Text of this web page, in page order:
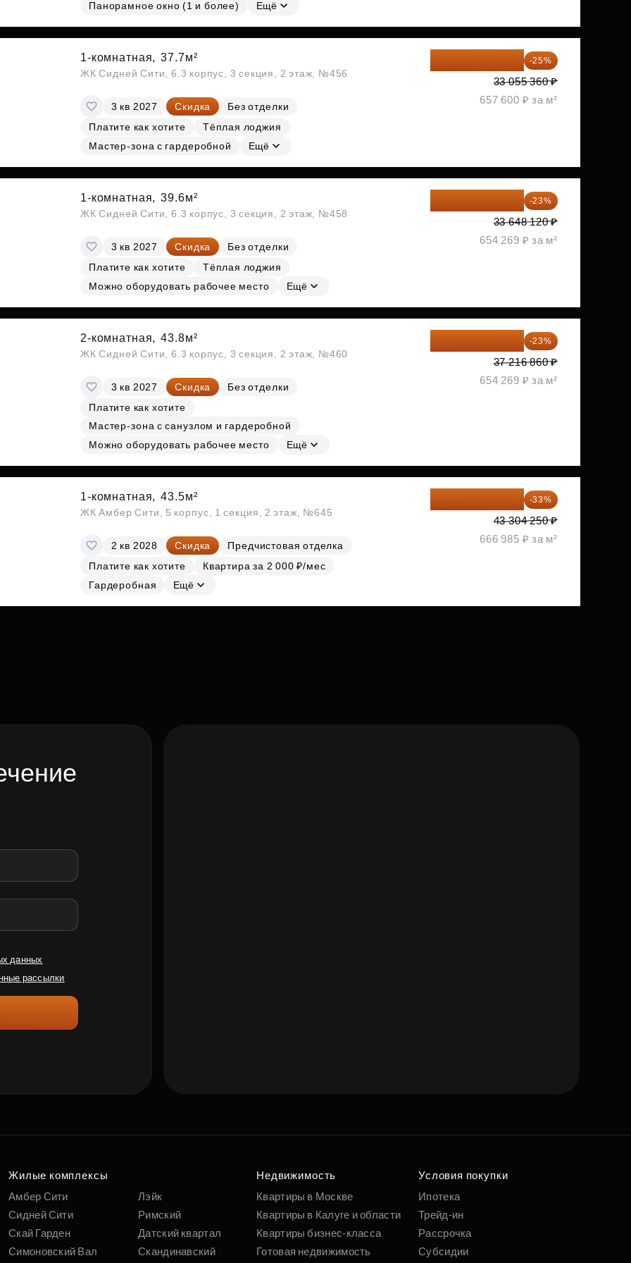
СубсидииПанорамное окно (1 и более)
Ещё
1-комнатная, 37.7м²
ЖК Сидней Сити, 6.3 корпус, 3 секция, 2 этаж, №456
3 кв 2027 Скидка
Без отделки
Платите как хотите
Тёплая лоджия
Мастер-зона с гардеробной
Ещё
-25%
33 055 360 ₽
657 600 ₽ за м²
1-комнатная, 39.6м²
ЖК Сидней Сити, 6.3 корпус, 3 секция, 2 этаж, №458
3 кв 2027 Скидка
Без отделки
Платите как хотите
Тёплая лоджия
Можно оборудовать рабочее место
Ещё
-23%
33 648 120 ₽
654 269 ₽ за м²
2-комнатная, 43.8м²
ЖК Сидней Сити, 6.3 корпус, 3 секция, 2 этаж, №460
3 кв 2027 Скидка
Без отделки
Платите как хотите
Мастер-зона с санузлом и гардеробной
Можно оборудовать рабочее место
Ещё
-23%
37 216 860 ₽
654 269 ₽ за м²
1-комнатная, 43.5м²
ЖК Амбер Сити, 5 корпус, 1 секция, 2 этаж, №645
2 кв 2028 Скидка
Предчистовая отделка
Платите как хотите
Квартира за 2 000 ₽/мес
Гардеробная
Ещё
-33%
43 304 250 ₽
666 985 ₽ за м²
данных
рассылки
Жилые комплексы
Амбер Сити
Сидней Сити
Скай Гарден
Симоновский Вал
Лэйк
Римский
Датский квартал
Скандинавский
Недвижимость
Квартиры в Москве
Квартиры в Калуге и области
Квартиры бизнес-класса
Готовая недвижимость
Условия покупки
Ипотека
Трейд-ин
Рассрочка
Субсидии